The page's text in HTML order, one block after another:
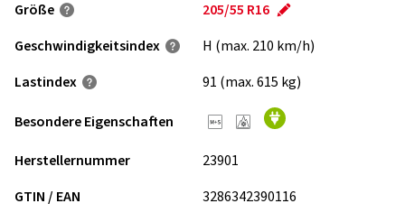
Größe
205/55 R16
Geschwindigkeits­index
H (max. 210 km/h)
Lastindex
91 (max. 615 kg)
Besondere Eigenschaften
Herstellernummer
23901
GTIN / EAN
3286342390116